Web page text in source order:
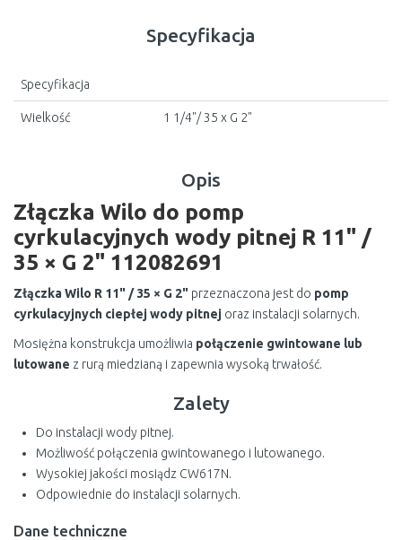
Opis
Złączka Wilo do pomp
cyrkulacyjnych wody pitnej R 11" /
35 × G 2" 112082691
Złączka Wilo R 11" / 35 × G 2" przeznaczona jest do pomp
cyrkulacyjnych ciepłej wody pitnej oraz instalacji solarnych.
Mosiężna konstrukcja umożliwia połączenie gwintowane lub
lutowane z rurą miedzianą i zapewnia wysoką trwałość.
Zalety
Do instalacji wody pitnej.
Możliwość połączenia gwintowanego i lutowanego.
Wysokiej jakości mosiądz CW617N.
Odpowiednie do instalacji solarnych.
Dane techniczne
Specyfikacja
Specyfikacja
Wielkość 1 1/4"/ 35 x G 2"